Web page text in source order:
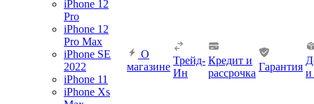
iPhone 12
Pro
iPhone 12
Pro Max
iPhone SE
2022
iPhone 11
iPhone Xs
О
магазине
Трейд-
Ин
Кредит и
рассрочка
Гарантия
и